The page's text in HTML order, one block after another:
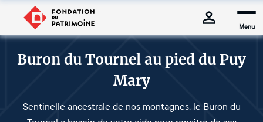
Menu
Buron du Tournel au pied du Puy
Mary
Sentinelle ancestrale de nos montagnes, le Buron du